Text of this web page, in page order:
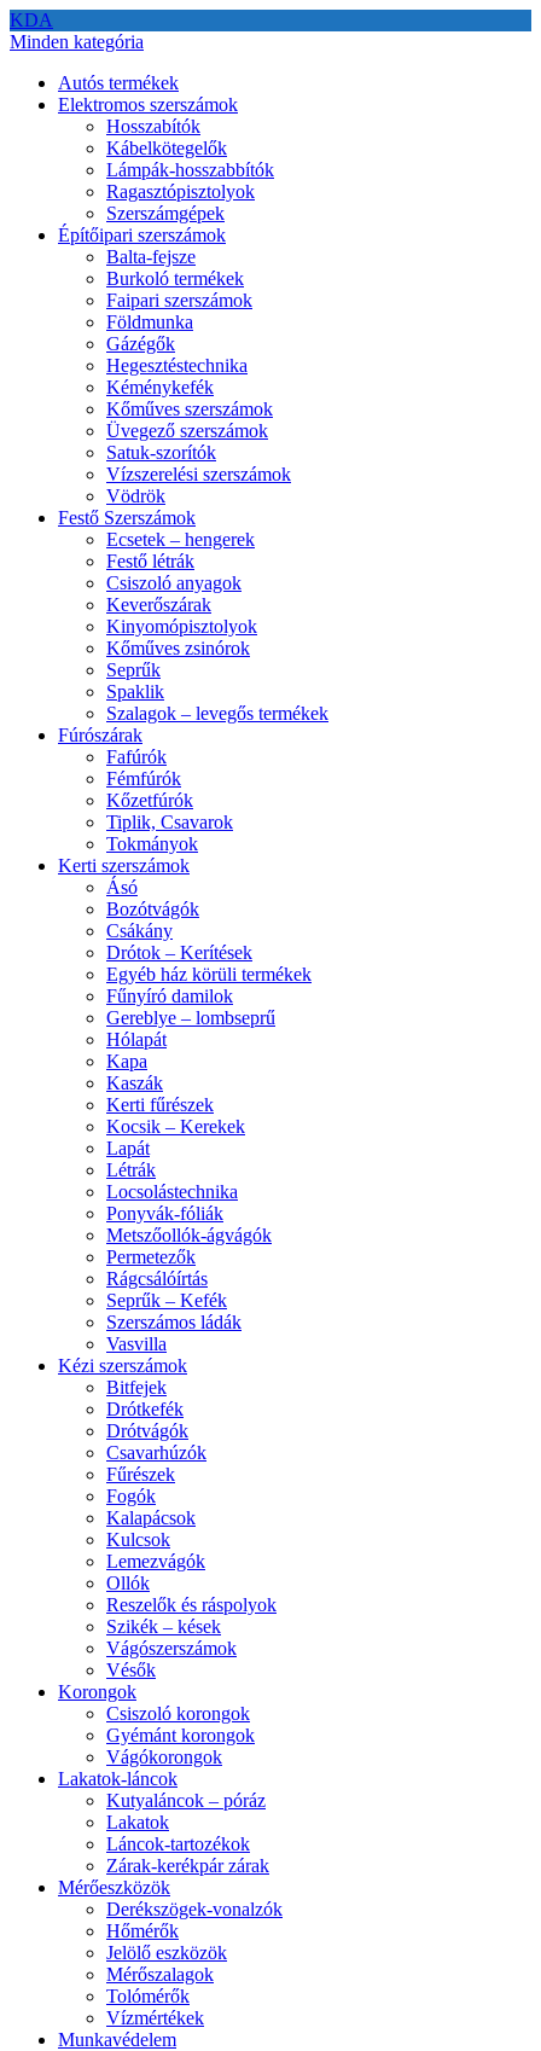
KDA
Minden kategória
Autós termékek
Elektromos szerszámok
Hosszabítók
Kábelkötegelők
Lámpák-hosszabbítók
Ragasztópisztolyok
Szerszámgépek
Építőipari szerszámok
Balta-fejsze
Burkoló termékek
Faipari szerszámok
Földmunka
Gázégők
Hegesztéstechnika
Kéménykefék
Kőműves szerszámok
Üvegező szerszámok
Satuk-szorítók
Vízszerelési szerszámok
Vödrök
Festő Szerszámok
Ecsetek – hengerek
Festő létrák
Csiszoló anyagok
Keverőszárak
Kinyomópisztolyok
Kőműves zsinórok
Seprűk
Spaklik
Szalagok – levegős termékek
Fúrószárak
Fafúrók
Fémfúrók
Kőzetfúrók
Tiplik, Csavarok
Tokmányok
Kerti szerszámok
Ásó
Bozótvágók
Csákány
Drótok – Kerítések
Egyéb ház körüli termékek
Fűnyíró damilok
Gereblye – lombseprű
Hólapát
Kapa
Kaszák
Kerti fűrészek
Kocsik – Kerekek
Lapát
Létrák
Locsolástechnika
Ponyvák-fóliák
Metszőollók-ágvágók
Permetezők
Rágcsálóírtás
Seprűk – Kefék
Szerszámos ládák
Vasvilla
Kézi szerszámok
Bitfejek
Drótkefék
Drótvágók
Csavarhúzók
Fűrészek
Fogók
Kalapácsok
Kulcsok
Lemezvágók
Ollók
Reszelők és ráspolyok
Szikék – kések
Vágószerszámok
Vésők
Korongok
Csiszoló korongok
Gyémánt korongok
Vágókorongok
Lakatok-láncok
Kutyaláncok – póráz
Lakatok
Láncok-tartozékok
Zárak-kerékpár zárak
Mérőeszközök
Derékszögek-vonalzók
Hőmérők
Jelölő eszközök
Mérőszalagok
Tolómérők
Vízmértékek
Munkavédelem